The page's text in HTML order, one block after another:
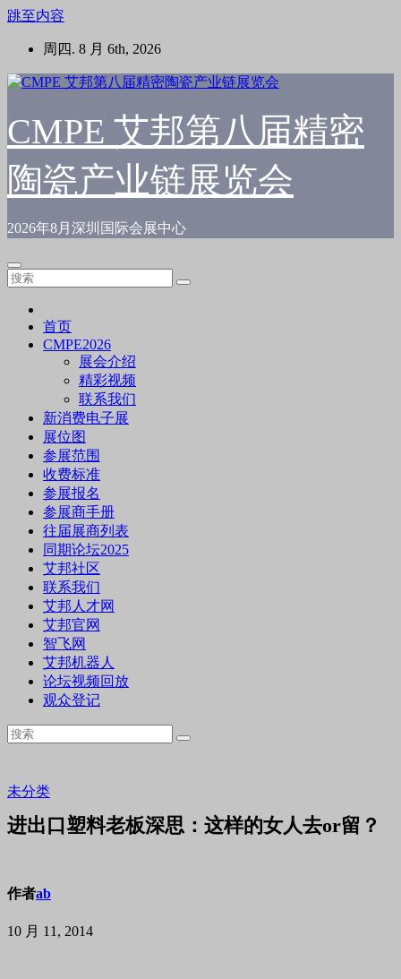
跳至内容
周四. 8 月 6th, 2026
CMPE 艾邦第八届精密
陶瓷产业链展览会
2026年8月深圳国际会展中心
首页
CMPE2026
展会介绍
精彩视频
联系我们
新消费电子展
展位图
参展范围
收费标准
参展报名
参展商手册
往届展商列表
同期论坛2025
艾邦社区
联系我们
艾邦人才网
艾邦官网
智飞网
艾邦机器人
论坛视频回放
观众登记
未分类
进出口塑料老板深思：这样的女人去or留？
作者ab
10 月 11, 2014